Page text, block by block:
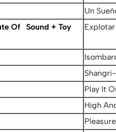
Un
Of Sound + Toy
Play It
High
Pleasure